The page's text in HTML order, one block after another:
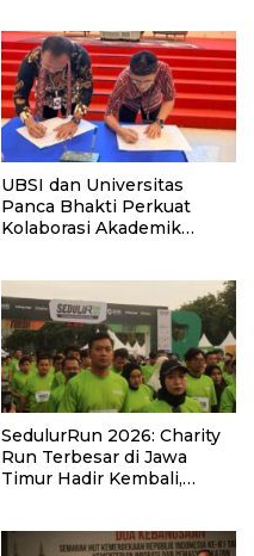
UBSI dan Universitas
Panca Bhakti Perkuat
Kolaborasi Akademik
SedulurRun 2026: Charity
Run Terbesar di Jawa
Timur Hadir Kembali,
Santri dan Guru Honorer